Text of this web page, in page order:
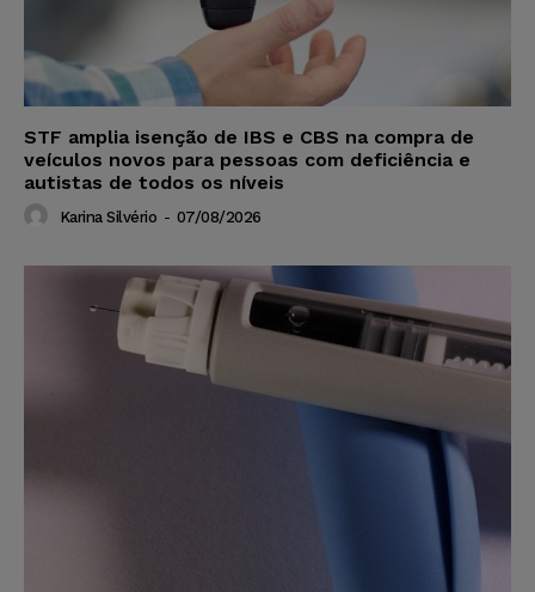
STF amplia isenção de IBS e CBS na compra de
veículos novos para pessoas com deficiência e
autistas de todos os níveis
Karina Silvério - 07/08/2026